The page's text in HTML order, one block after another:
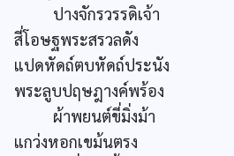
ปางจักรวรรดิเจ้า
สี่โอษฐพระสรวลดัง
แปดหัดถ์ตบหัดถ์ประนัง
พระลูบปฤษฎางค์พร้อง
ผ้าพยนต์ขี่มิ่งม้า
แกว่งหอกเขม้นตรง